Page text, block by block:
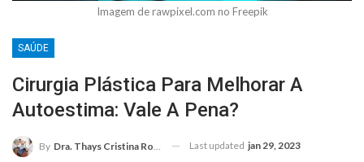
Imagem de rawpixel.com no Freepik
SAÚDE
Cirurgia Plástica Para Melhorar A
Autoestima: Vale A Pena?
By Dra. Thays Cristina Rodrigues Last updated jan 29, 2023